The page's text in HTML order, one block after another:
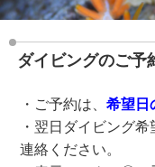
ダイビングのご予
・ご予約は、希望日
・翌日ダイビング
連絡ください。